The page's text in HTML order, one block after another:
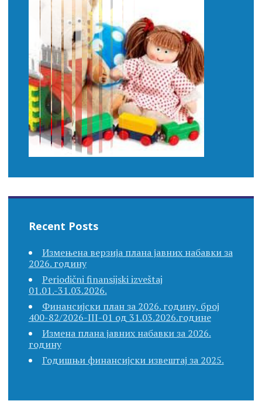
Recent Posts
Измењена верзија плана јавних набавки за
2026. годину
Periodični finansijski izveštaj
01.01.-31.03.2026.
Финансијски план за 2026. годину, број
400-82/2026-III-01 од 31.03.2026.године
Измена плана јавних набавки за 2026.
годину
Годишњи финансијски извештај за 2025.